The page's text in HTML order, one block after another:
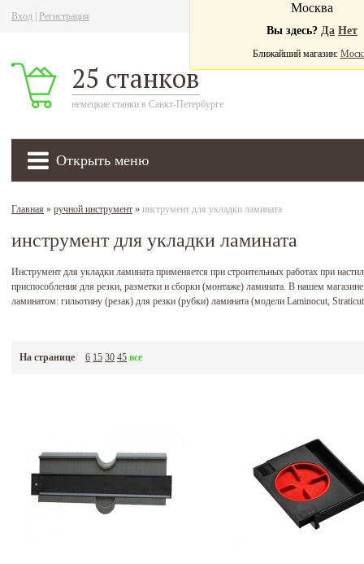
Вход Регистрация
25 станков
немецкие станки в Санкт-Петербурге
Открыть меню
Москва
Вы здесь? Да Нет
Ближайший магазин:
Главная » ручной инструмент » инструмент для укладки ламината
инструмент для укладки ламината
Инструмент для укладки ламината применяется при строительных работах при
приспособления для резки, разметки и сборки (монтаже) ламината. В нашем
ламинатом: гильотину (резак) для резки (рубки) ламината (модели Laminocut,
На странице 6 15 30 45 все